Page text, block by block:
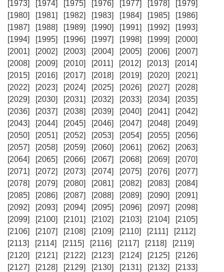
[1973] [1974] [1975] [1976] [1977] [1978]
[1979]
[1980]
[1981] [1982] [1983] [1984] [1985]
[1986]
[1987]
[1988] [1989] [1990] [1991] [1992]
[1993]
[1994]
[1995] [1996] [1997] [1998] [1999]
[2000]
[2001]
[2002] [2003] [2004] [2005] [2006]
[2007]
[2008]
[2009] [2010] [2011] [2012] [2013]
[2014]
[2015]
[2016] [2017] [2018] [2019] [2020]
[2021]
[2022]
[2023] [2024] [2025] [2026] [2027]
[2028]
[2029]
[2030] [2031] [2032] [2033] [2034]
[2035]
[2036]
[2037] [2038] [2039] [2040] [2041]
[2042]
[2043]
[2044] [2045] [2046] [2047] [2048]
[2049]
[2050]
[2051] [2052] [2053] [2054] [2055]
[2056]
[2057]
[2058] [2059] [2060] [2061] [2062]
[2063]
[2064]
[2065] [2066] [2067] [2068] [2069]
[2070]
[2071]
[2072] [2073] [2074] [2075] [2076]
[2077]
[2078]
[2079] [2080] [2081] [2082] [2083]
[2084]
[2085]
[2086] [2087] [2088] [2089] [2090]
[2091]
[2092]
[2093] [2094] [2095] [2096] [2097]
[2098]
[2099]
[2100] [2101] [2102] [2103] [2104]
[2105]
[2106]
[2107] [2108] [2109] [2110] [2111]
[2112]
[2113]
[2114] [2115] [2116] [2117] [2118]
[2119]
[2120]
[2121] [2122] [2123] [2124] [2125]
[2126]
[2127]
[2128] [2129] [2130] [2131] [2132]
[2133]